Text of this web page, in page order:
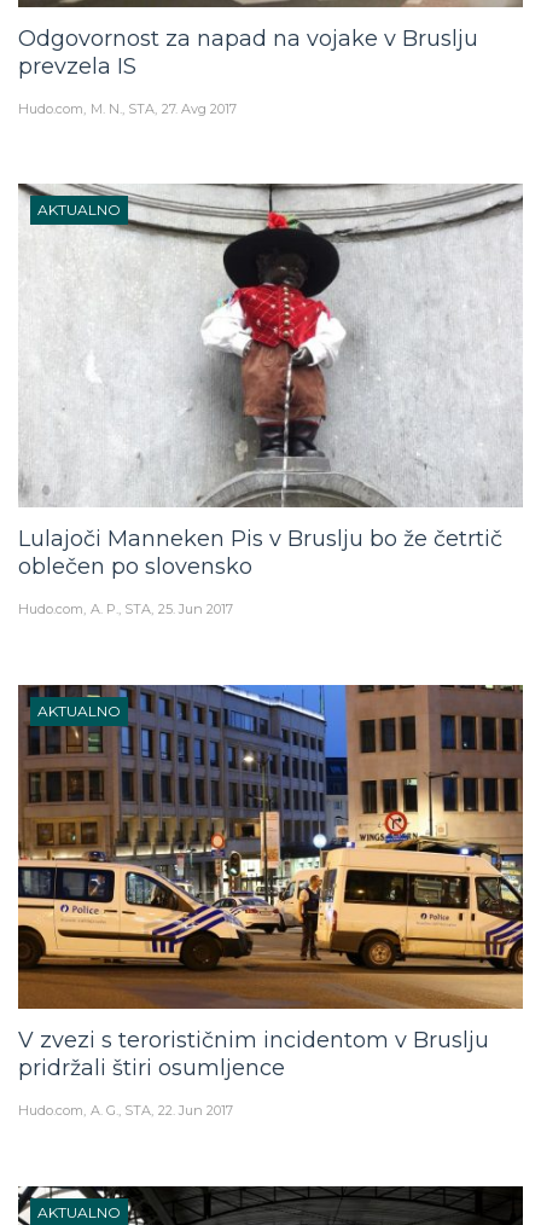
Odgovornost za napad na vojake v Bruslju
prevzela IS
Hudo.com M. N., STA 27. Avg 2017
AKTUALNO
Lulajoči Manneken Pis v Bruslju bo že četrtič
oblečen po slovensko
Hudo.com A. P., STA 25. Jun 2017
AKTUALNO
V zvezi s terorističnim incidentom v Bruslju
pridržali štiri osumljence
Hudo.com A. G., STA 22. Jun 2017
AKTUALNO